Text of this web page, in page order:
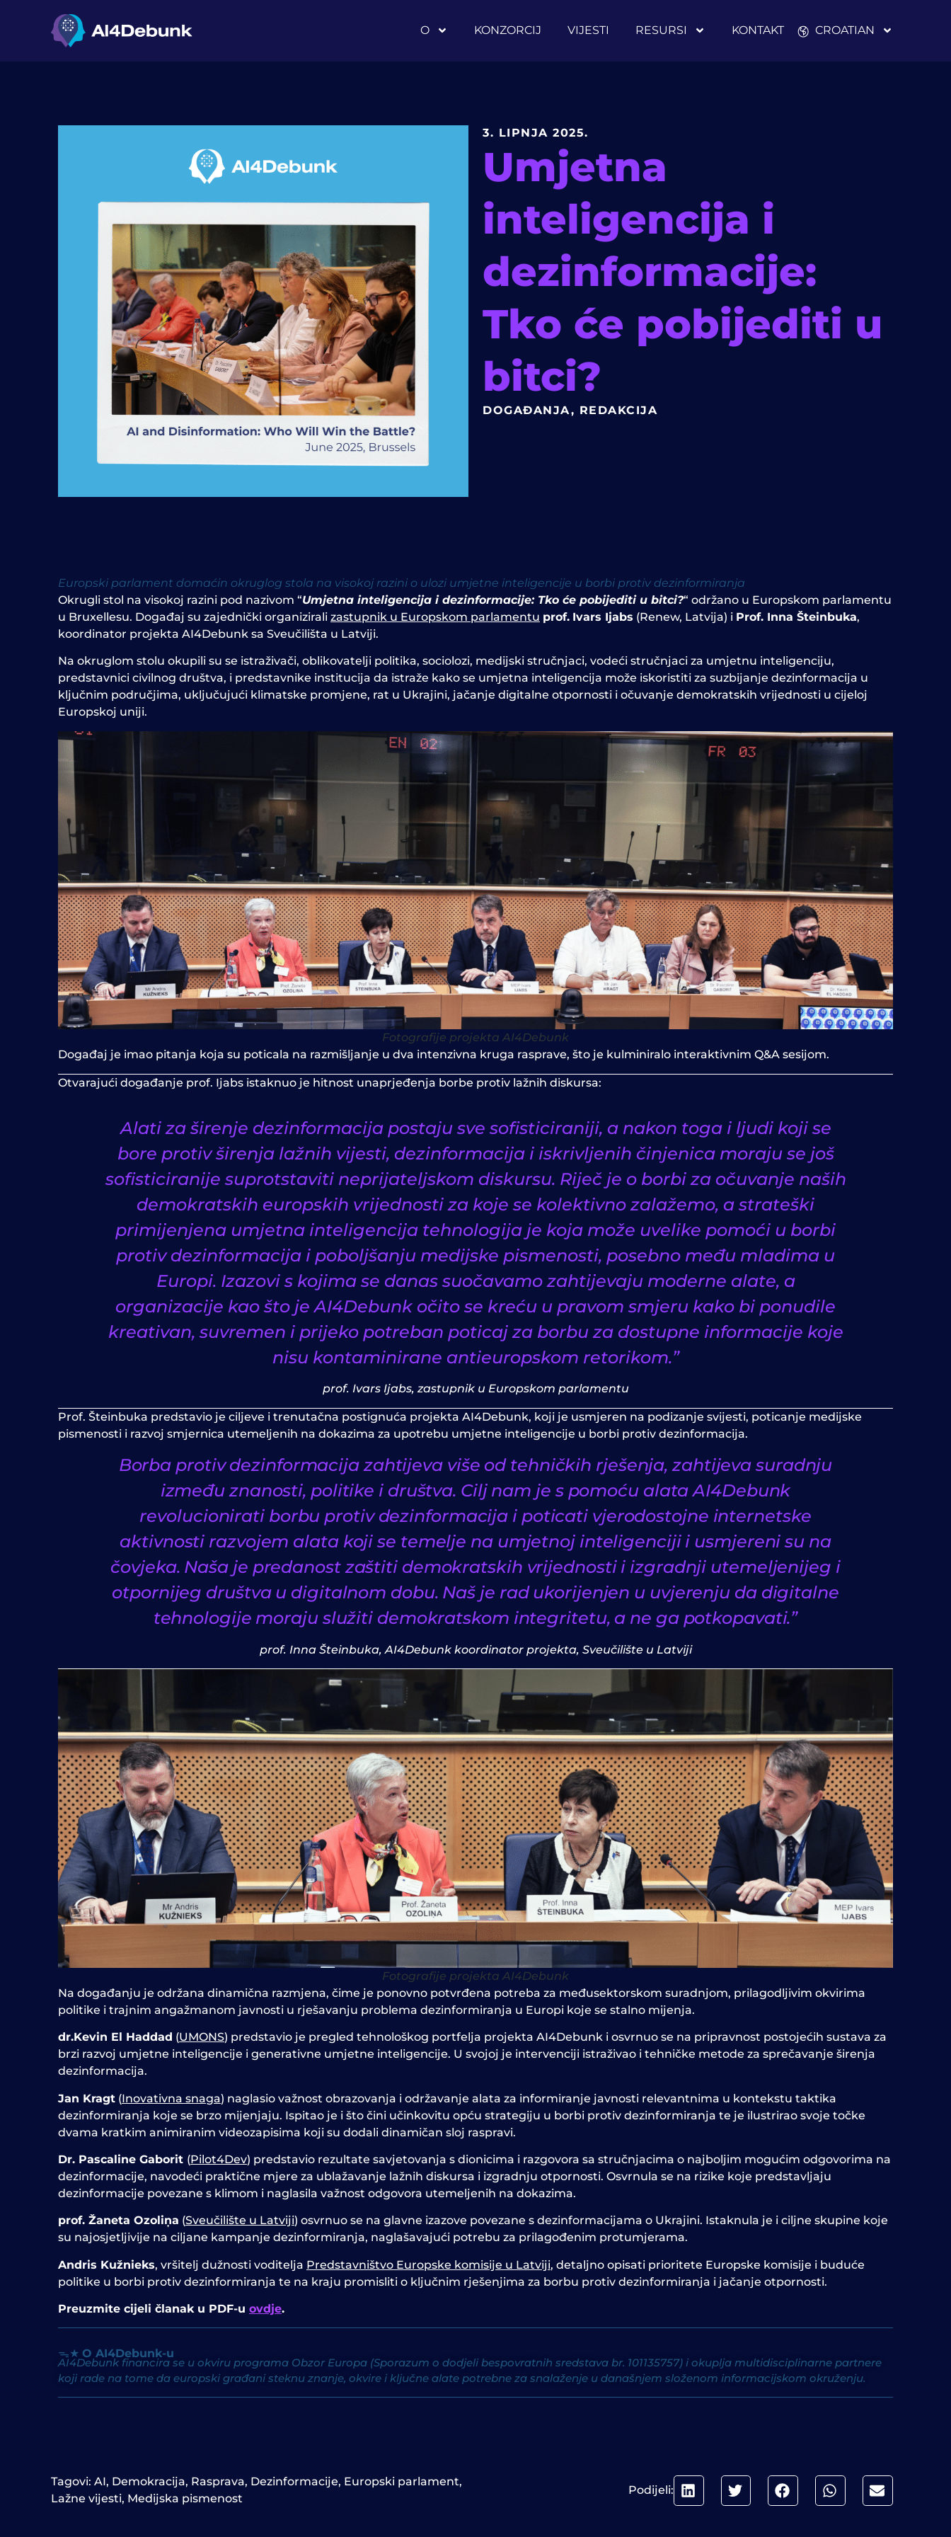
O KONZORCIJ VIJESTI RESURSI KONTAKT CROATIAN
3. LIPNJA 2025.
Umjetna
inteligencija i
dezinformacije:
Tko će pobijediti u
bitci?
DOGAĐANJA, REDAKCIJA
Europski parlament domaćin okruglog stola na visokoj razini o ulozi umjetne inteligencije u borbi protiv dezinformiranja
Okrugli stol na visokoj razini pod nazivom “Umjetna inteligencija i dezinformacije: Tko će pobijediti u bitci?“ održano u Europskom parlamentu
u Bruxellesu. Događaj su zajednički organizirali zastupnik u Europskom parlamentu prof. Ivars Ijabs (Renew, Latvija) i Prof. Inna Šteinbuka,
koordinator projekta AI4Debunk sa Sveučilišta u Latviji.
Na okruglom stolu okupili su se istraživači, oblikovatelji politika, sociolozi, medijski stručnjaci, vodeći stručnjaci za umjetnu inteligenciju,
predstavnici civilnog društva, i predstavnike institucija da istraže kako se umjetna inteligencija može iskoristiti za suzbijanje dezinformacija u
ključnim područjima, uključujući klimatske promjene, rat u Ukrajini, jačanje digitalne otpornosti i očuvanje demokratskih vrijednosti u cijeloj
Europskoj uniji.
Fotografije projekta AI4Debunk
Događaj je imao pitanja koja su poticala na razmišljanje u dva intenzivna kruga rasprave, što je kulminiralo interaktivnim Q&A sesijom.
Otvarajući događanje prof. Ijabs istaknuo je hitnost unaprjeđenja borbe protiv lažnih diskursa:
Alati za širenje dezinformacija postaju sve sofisticiraniji, a nakon toga i ljudi koji se
bore protiv širenja lažnih vijesti, dezinformacija i iskrivljenih činjenica moraju se još
sofisticiranije suprotstaviti neprijateljskom diskursu. Riječ je o borbi za očuvanje naših
demokratskih europskih vrijednosti za koje se kolektivno zalažemo, a strateški
primijenjena umjetna inteligencija tehnologija je koja može uvelike pomoći u borbi
protiv dezinformacija i poboljšanju medijske pismenosti, posebno među mladima u
Europi. Izazovi s kojima se danas suočavamo zahtijevaju moderne alate, a
organizacije kao što je AI4Debunk očito se kreću u pravom smjeru kako bi ponudile
kreativan, suvremen i prijeko potreban poticaj za borbu za dostupne informacije koje
nisu kontaminirane antieuropskom retorikom.”
prof. Ivars Ijabs, zastupnik u Europskom parlamentu
Prof. Šteinbuka predstavio je ciljeve i trenutačna postignuća projekta AI4Debunk, koji je usmjeren na podizanje svijesti, poticanje medijske
pismenosti i razvoj smjernica utemeljenih na dokazima za upotrebu umjetne inteligencije u borbi protiv dezinformacija.
Borba protiv dezinformacija zahtijeva više od tehničkih rješenja, zahtijeva suradnju
između znanosti, politike i društva. Cilj nam je s pomoću alata AI4Debunk
revolucionirati borbu protiv dezinformacija i poticati vjerodostojne internetske
aktivnosti razvojem alata koji se temelje na umjetnoj inteligenciji i usmjereni su na
čovjeka. Naša je predanost zaštiti demokratskih vrijednosti i izgradnji utemeljenijeg i
otpornijeg društva u digitalnom dobu. Naš je rad ukorijenjen u uvjerenju da digitalne
tehnologije moraju služiti demokratskom integritetu, a ne ga potkopavati.”
prof. Inna Šteinbuka, AI4Debunk koordinator projekta, Sveučilište u Latviji
Fotografije projekta AI4Debunk
Na događanju je održana dinamična razmjena, čime je ponovno potvrđena potreba za međusektorskom suradnjom, prilagodljivim okvirima
politike i trajnim angažmanom javnosti u rješavanju problema dezinformiranja u Europi koje se stalno mijenja.
dr.Kevin El Haddad (UMONS) predstavio je pregled tehnološkog portfelja projekta AI4Debunk i osvrnuo se na pripravnost postojećih sustava za
brzi razvoj umjetne inteligencije i generativne umjetne inteligencije. U svojoj je intervenciji istraživao i tehničke metode za sprečavanje širenja
dezinformacija.
Jan Kragt (Inovativna snaga) naglasio važnost obrazovanja i održavanje alata za informiranje javnosti relevantnima u kontekstu taktika
dezinformiranja koje se brzo mijenjaju. Ispitao je i što čini učinkovitu opću strategiju u borbi protiv dezinformiranja te je ilustrirao svoje točke
dvama kratkim animiranim videozapisima koji su dodali dinamičan sloj raspravi.
Dr. Pascaline Gaborit (Pilot4Dev) predstavio rezultate savjetovanja s dionicima i razgovora sa stručnjacima o najboljim mogućim odgovorima na
dezinformacije, navodeći praktične mjere za ublažavanje lažnih diskursa i izgradnju otpornosti. Osvrnula se na rizike koje predstavljaju
dezinformacije povezane s klimom i naglasila važnost odgovora utemeljenih na dokazima.
prof. Žaneta Ozoliņa (Sveučilište u Latviji) osvrnuo se na glavne izazove povezane s dezinformacijama o Ukrajini. Istaknula je i ciljne skupine koje
su najosjetljivije na ciljane kampanje dezinformiranja, naglašavajući potrebu za prilagođenim protumjerama.
Andris Kužnieks, vršitelj dužnosti voditelja Predstavništvo Europske komisije u Latviji, detaljno opisati prioritete Europske komisije i buduće
politike u borbi protiv dezinformiranja te na kraju promisliti o ključnim rješenjima za borbu protiv dezinformiranja i jačanje otpornosti.
Preuzmite cijeli članak u PDF-u ovdje.
ᯓ★ O AI4Debunk-u
AI4Debunk financira se u okviru programa Obzor Europa (Sporazum o dodjeli bespovratnih sredstava br. 101135757) i okuplja multidisciplinarne partnere
koji rade na tome da europski građani steknu znanje, okvire i ključne alate potrebne za snalaženje u današnjem složenom informacijskom okruženju.
Tagovi: AI, Demokracija, Rasprava, Dezinformacije, Europski parlament,
Lažne vijesti, Medijska pismenost
Podijeli: